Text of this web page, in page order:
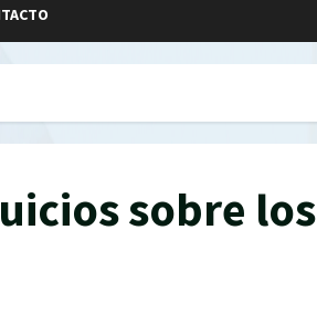
sobre los